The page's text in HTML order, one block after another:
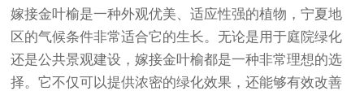
嫁接金叶榆是一种外观优美、适应性强的植物，宁夏地
区的气候条件非常适合它的生长。无论是用于庭院绿化
还是公共景观建设，嫁接金叶榆都是一种非常理想的选
择。它不仅可以提供浓密的绿化效果，还能够有效改善